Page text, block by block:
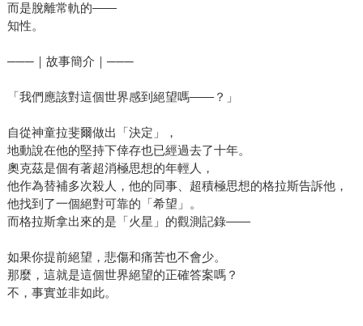
而是脫離常軌的——
知性。
───｜故事簡介｜───
「我們應該對這個世界感到絕望嗎――？」
自從神童拉斐爾做出「決定」，
地動說在他的堅持下倖存也已經過去了十年。
奧克茲是個有著超消極思想的年輕人，
他作為替補多次殺人，他的同事、超積極思想的格拉斯告訴他，
他找到了一個絕對可靠的「希望」。
而格拉斯拿出來的是「火星」的觀測記錄——
如果你提前絕望，悲傷和痛苦也不會少。
那麼，這就是這個世界絕望的正確答案嗎？
不，事實並非如此。